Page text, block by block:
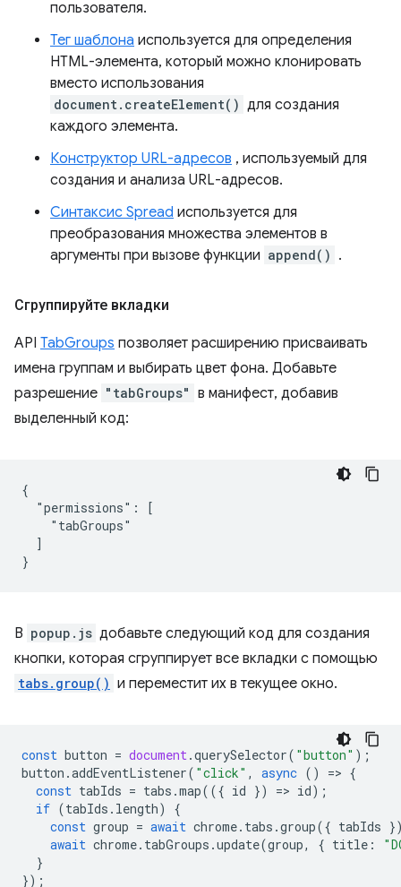
пользователя.
Тег шаблона используется для определения
HTML-элемента, который можно клонировать
вместо использования
document.createElement() для создания
каждого элемента.
Конструктор URL-адресов , используемый для
создания и анализа URL-адресов.
Синтаксис Spread используется для
преобразования множества элементов в
аргументы при вызове функции append() .
Сгруппируйте вкладки
API TabGroups позволяет расширению присваивать
имена группам и выбирать цвет фона. Добавьте
разрешение "tabGroups" в манифест, добавив
выделенный код:
{
  "permissions": [
    "tabGroups"
  ]
В popup.js добавьте следующий код для создания
кнопки, которая сгруппирует все вкладки с помощью
tabs.group() и переместит их в текущее окно.
const button = document.querySelector( "button" );
button .addEventListener( "click" , async () => {
const tabIds = tabs .map(({ id }) => id);
if (tabIds . length)
{
const group = await chrome. tabs .group({ tabIds
await chrome. tabGroups .update(group, { title :
}
});